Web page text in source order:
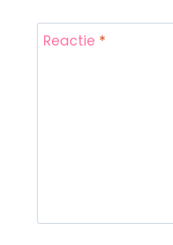
Reactie *